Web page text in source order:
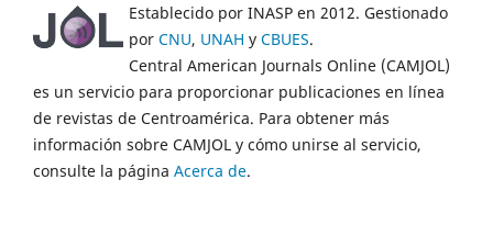
Establecido por INASP en 2012. Gestionado
por CNU, UNAH y CBUES.
Central American Journals Online (CAMJOL)
es un servicio para proporcionar publicaciones en línea
de revistas de Centroamérica. Para obtener más
información sobre CAMJOL y cómo unirse al servicio,
consulte la página Acerca de.